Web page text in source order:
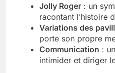
Jolly Roger : un
racontant l’histoire
Variations des
porte son propre
Communication :
intimider et diriger